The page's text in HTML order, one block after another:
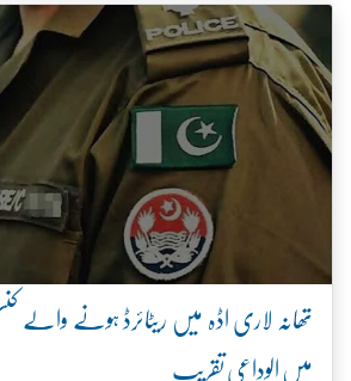
تھانہ لاری اڈہ میں ریٹائرڈ ہونے والے
میں الوداعی تقریب